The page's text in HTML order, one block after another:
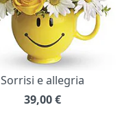
Sorrisi e allegria
39,00€